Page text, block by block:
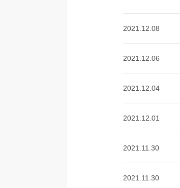
2021.12.08
2021.12.06
2021.12.04
2021.12.01
2021.11.30
2021.11.30